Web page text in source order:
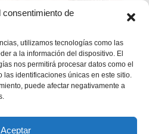
consentimiento de
utilizamos tecnologías como las
a la información del dispositivo. El
nos permitirá procesar datos como el
las identificaciones únicas en este sitio.
puede afectar negativamente a
Aceptar
PARAULA|
DIUMENGE
L’ANY